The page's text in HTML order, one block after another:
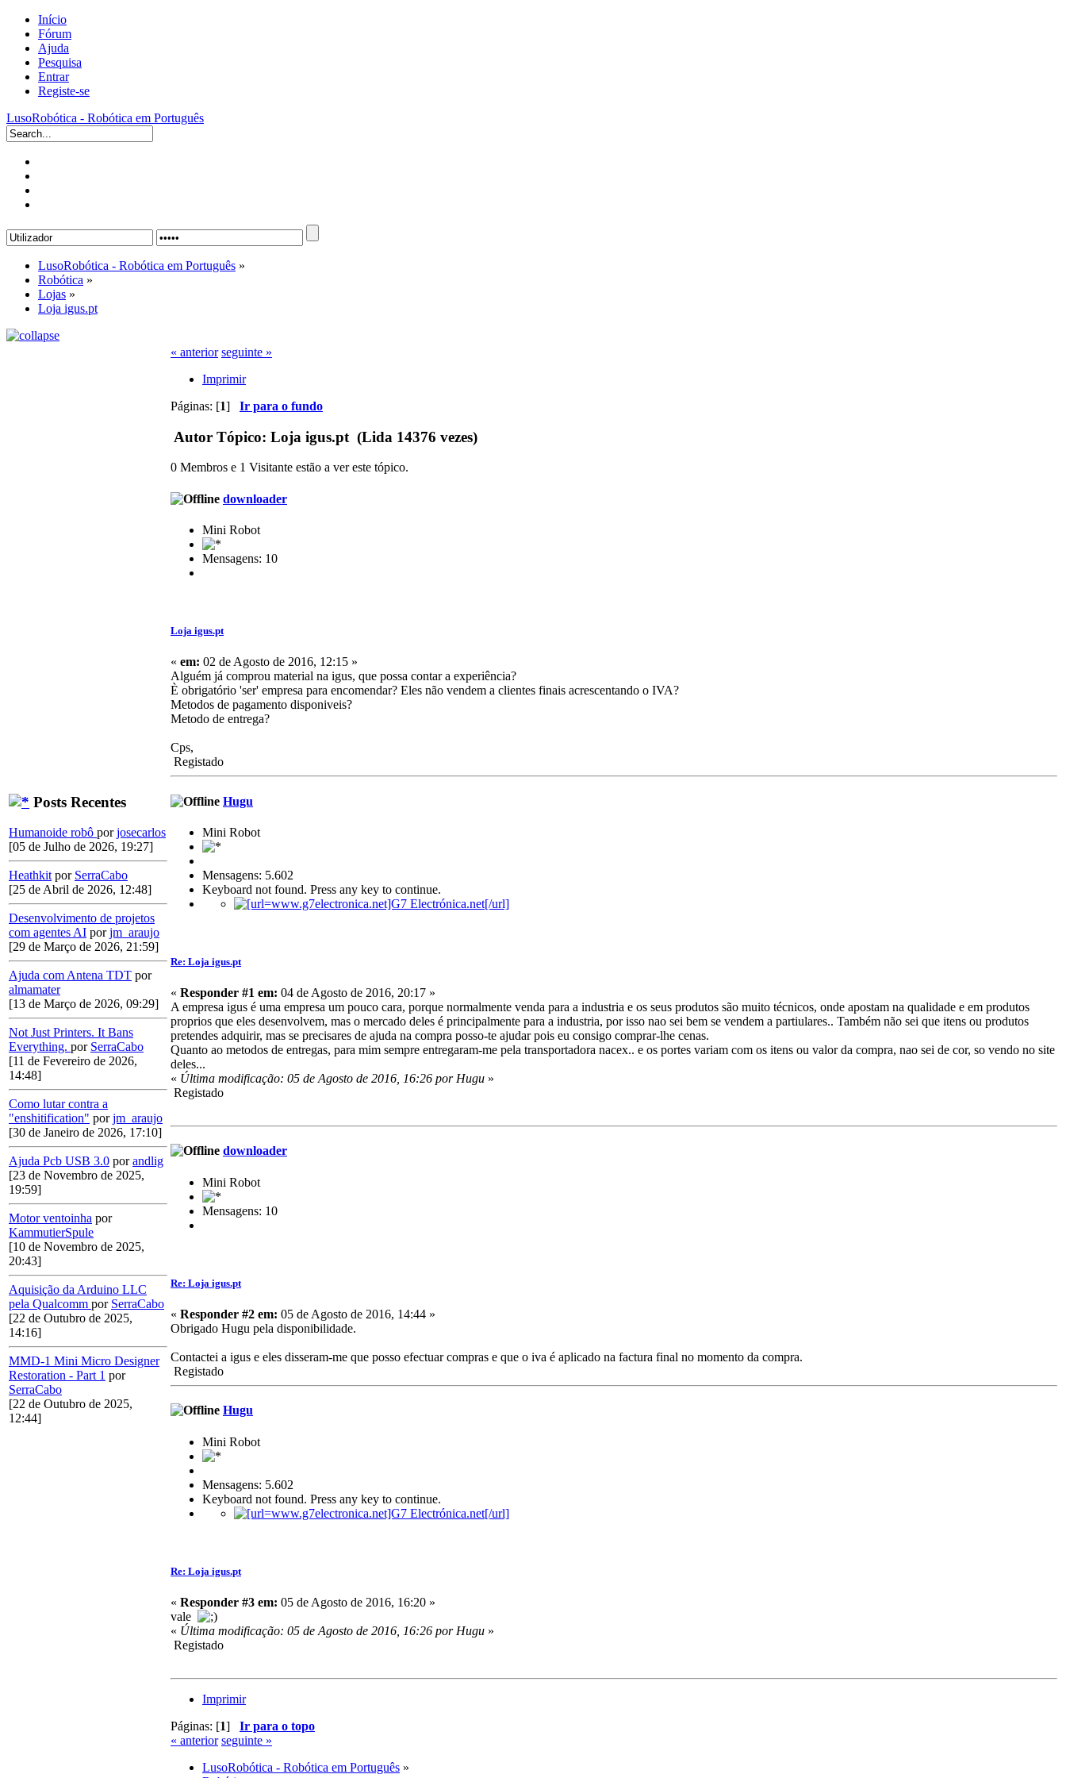
Início
Fórum
Ajuda
Pesquisa
Entrar
Registe-se
LusoRobótica - Robótica em Português
LusoRobótica - Robótica em Português »
Robótica »
Lojas »
Loja igus.pt
Posts Recentes
Humanoide robô porjosecarlos
[05 de Julho de 2026, 19:27]
Heathkit por SerraCabo
[25 de Abril de 2026, 12:48]
Desenvolvimento de projetos
com agentes AI porjm_araujo
[29 de Março de 2026, 21:59]
Ajuda com Antena TDT por
almamater
[13 de Março de 2026, 09:29]
Not Just Printers. It Bans
Everything. por SerraCabo
[11 de Fevereiro de 2026,
14:48]
Como lutar contra a
"enshitification" porjm_araujo
[30 de Janeiro de 2026, 17:10]
Ajuda Pcb USB 3.0 porandlig
[23 de Novembro de 2025,
19:59]
Motor ventoinha por
KammutierSpule
[10 de Novembro de 2025,
20:43]
Aquisição da Arduino LLC
pela Qualcomm por SerraCabo
[22 de Outubro de 2025,
14:16]
MMD-1 Mini Micro Designer
Restoration - Part 1 por
SerraCabo
[22 de Outubro de 2025,
12:44]
« anterior seguinte »
Imprimir
Páginas: [1] Ir para o fundo
Autor Tópico: Loja igus.pt (Lida 14376 vezes)
0 Membros e 1 Visitante estão a ver este tópico.
downloader
Mini Robot
Mensagens: 10
Loja igus.pt
« em: 02 de Agosto de 2016, 12:15 »
Alguém já comprou material na igus, que possa contar a experiência?
È obrigatório 'ser' empresa para encomendar? Eles não vendem a clientes finais acrescentando o IVA?
Metodos de pagamento disponiveis?
Metodo de entrega?
Cps,
Registado
Hugu
Mini Robot
Mensagens: 5.602
Keyboard not found. Press any key to continue.
Re: Loja igus.pt
« Responder #1 em: 04 de Agosto de 2016, 20:17 »
A empresa igus é uma empresa um pouco cara, porque normalmente venda para a industria e os seus produtos são muito técnicos, onde apostam na qualidade e em produtos
proprios que eles desenvolvem, mas o mercado deles é principalmente para a industria, por isso nao sei bem se vendem a partiulares.. Também não sei que itens ou produtos
pretendes adquirir, mas se precisares de ajuda na compra posso-te ajudar pois eu consigo comprar-lhe cenas.
Quanto ao metodos de entregas, para mim sempre entregaram-me pela transportadora nacex.. e os portes variam com os itens ou valor da compra, nao sei de cor, so vendo no site
deles...
« Última modificação: 05 de Agosto de 2016, 16:26 por Hugu »
Registado
downloader
Mini Robot
Mensagens: 10
Re: Loja igus.pt
« Responder #2 em: 05 de Agosto de 2016, 14:44 »
Obrigado Hugu pela disponibilidade.
Contactei a igus e eles disseram-me que posso efectuar compras e que o iva é aplicado na factura final no momento da compra.
Registado
Hugu
Mini Robot
Mensagens: 5.602
Keyboard not found. Press any key to continue.
Re: Loja igus.pt
« Responder #3 em: 05 de Agosto de 2016, 16:20 »
vale
« Última modificação: 05 de Agosto de 2016, 16:26 por Hugu »
Registado
Imprimir
Páginas: [1] Ir para o topo
« anterior seguinte »
LusoRobótica - Robótica em Português »